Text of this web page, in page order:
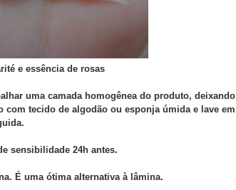
e essência de rosas
uma camada homogênea do produto, deixando
com tecido de algodão ou esponja úmida e lave em
sensibilidade 24h antes.
É uma ótima alternativa à lâmina.